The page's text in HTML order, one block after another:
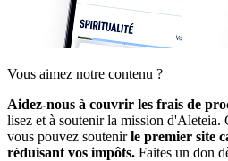
Vous aimez notre contenu ?
Aidez-nous à couvrir les frais de
lisez et à soutenir la mission d'Aleteia.
vous pouvez soutenirle premier site
réduisant vos impôts. Faites un don